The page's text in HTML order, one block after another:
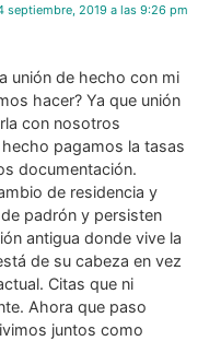
septiembre, 2019 a las 9:26 pm
unión de hecho con mi
hacer? Ya que unión
con nosotros
pagamos la tasas
documentación.
de residencia y
padrón y persisten
antigua donde vive la
de su cabeza en vez
Citas que ni
Ahora que paso
juntos como